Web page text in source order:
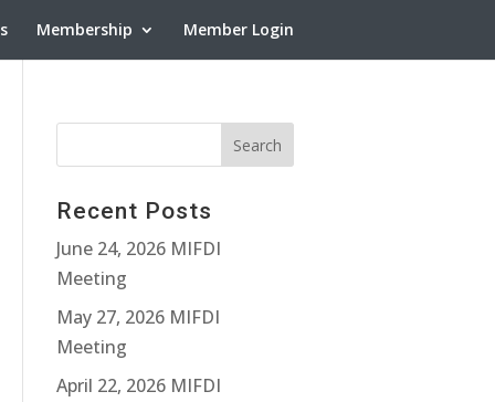
Membership Member Login
Recent Posts
June 24, 2026 MIFDI
Meeting
May 27, 2026 MIFDI
Meeting
April 22, 2026 MIFDI